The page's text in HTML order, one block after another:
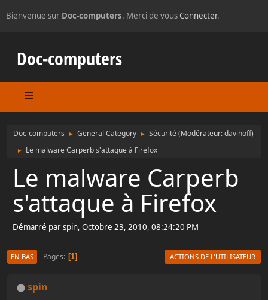
Bienvenue sur Doc-computers. Merci de vousConnecter.
Doc-computers
Doc-computers ► General Category ► Sécurité (Modérateur:davihoff)
► Le malware Carperb s'attaque à Firefox
Le malware Carperb
s'attaque à Firefox
Démarré par spin, Octobre 23, 2010, 08:24:20 PM
EN BAS Pages 1 ACTIONS DE L'UTILISATEUR
spin